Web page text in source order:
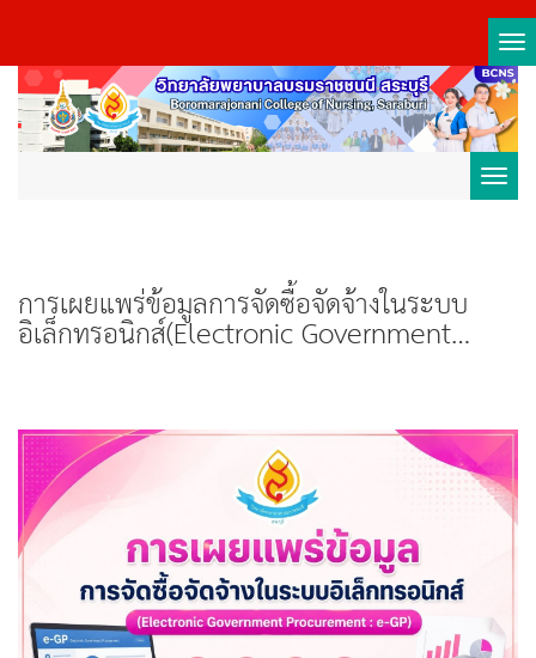
การเผยแพร่ข้อมูลการจัดซื้อจัดจ้างในระบบ
อิเล็กทรอนิกส์(Electronic Government